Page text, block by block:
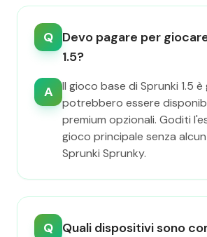
Q Devo pagare per
1.5?
A
Il gioco base di Sprunki 1.5
potrebbero essere
premium opzionali. Goditi
gioco principale senza
Sprunki Sprunky.
Q Quali dispositivi sono